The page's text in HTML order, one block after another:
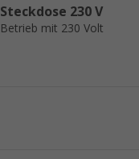
Steckdose 230 V
Betrieb mit 230 Volt